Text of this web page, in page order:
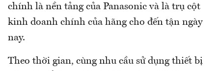
chính là nền tảng của Panasonic và là trụ cột
kinh doanh chính của hãng cho đến tận ngày
nay.
Theo thời gian, cùng nhu cầu sử dụng thiết bị